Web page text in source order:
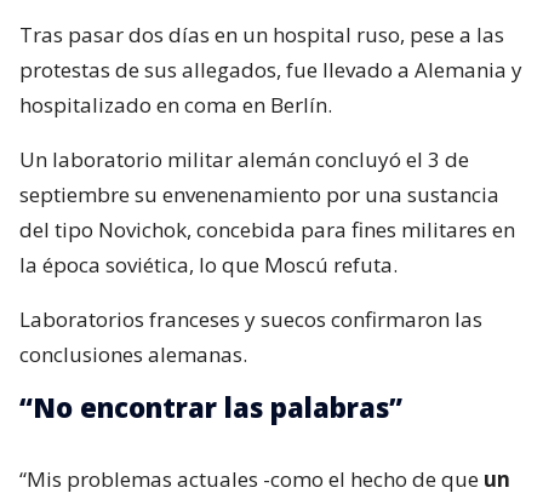
Tras pasar dos días en un hospital ruso, pese a las
protestas de sus allegados, fue llevado a Alemania y
hospitalizado en coma en Berlín.
Un laboratorio militar alemán concluyó el 3 de
septiembre su envenenamiento por una sustancia
del tipo Novichok, concebida para fines militares en
la época soviética, lo que Moscú refuta.
Laboratorios franceses y suecos confirmaron las
conclusiones alemanas.
“No encontrar las palabras”
“Mis problemas actuales -como el hecho de que un